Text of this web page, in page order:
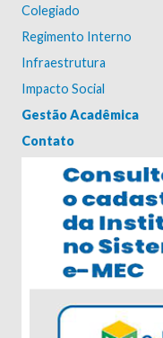
Colegiado
Regimento Interno
Infraestrutura
Impacto Social
Gestão Acadêmica
Contato